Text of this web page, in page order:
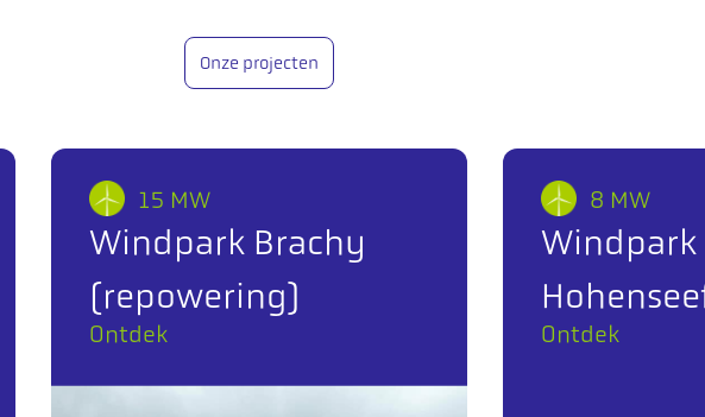
Onze projecten
15 MW
Windpark Brachy
(repowering)
Ontdek
8 MW
Windpark
Ontdek